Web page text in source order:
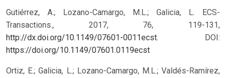
Gutiérrez, A.; Lozano-Camargo, M.L.; Galicia, L. ECS-
Transactions., 2017, 76, 119-131,
http://dx.doi.org/10.1149/07601-0011ecst.
DOI:
https://doi.org/10.1149/07601.0119ecst
Ortiz, E.; Galicia, L.; Lozano-Camargo, M.L.; Valdés-Ramírez,